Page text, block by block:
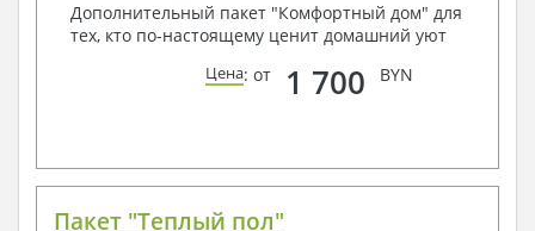
Дополнительный пакет "Комфортный дом" для
тех, кто по-настоящему ценит домашний уют
Цена: от 1 700 BYN
Пакет "Теплый пол"